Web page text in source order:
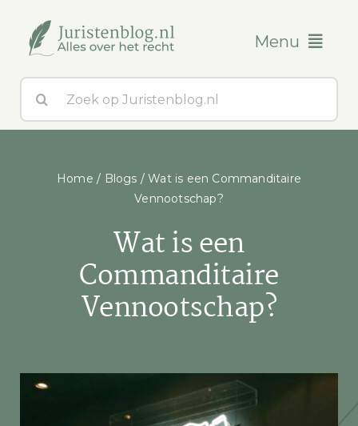
inhoud
Menu
Blogs
naar:
Home / Blogs /Wat is een Commanditaire
Vennootschap?
Wat is een
Commanditaire
Vennootschap?